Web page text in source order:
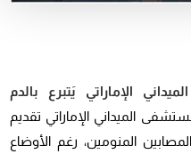
الإماراتي يَتبرع بالدم
الميداني الإماراتي تقديم
المنومين، رغم الأوضاع